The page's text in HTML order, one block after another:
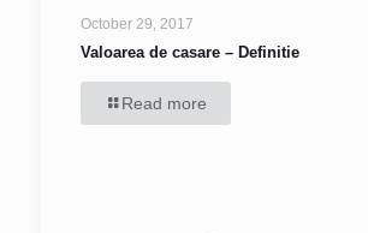
October 29, 2017
Valoarea de casare – Definitie
Read more